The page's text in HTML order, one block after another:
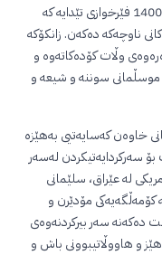
ئێستا زانکۆی ئەمریکی لە عێراق، سلێمانی زیاتر لە 1400 فێرخوازی تێدایە کە
ناوچەکە دەکەن. زانکۆکە
وڵات کۆدەکاتەوە و
موسڵمانی سوننە و شیعە و
خاوەن کەسایەتیی بەهێزە
بۆ سەرکردایەتیکردن لەسەر
لە عێراق، سلێمانی
کۆمەڵگەیەکی مۆدێرن و
دەکەنە سەر بیرکردنەوەی
و هاووڵاتیبوونی باش و